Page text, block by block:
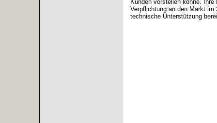
Kunden vorstellen könne.
Verpflichtung an den Markt
technische Unterstützung